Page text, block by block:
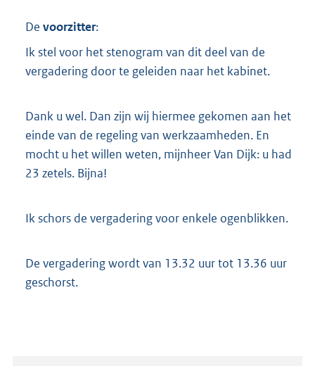
De voorzitter:
Ik stel voor het stenogram van dit deel van de
vergadering door te geleiden naar het kabinet.
Dank u wel. Dan zijn wij hiermee gekomen aan het
einde van de regeling van werkzaamheden. En
mocht u het willen weten, mijnheer Van Dijk: u had
23 zetels. Bijna!
Ik schors de vergadering voor enkele ogenblikken.
De vergadering wordt van 13.32 uur tot 13.36 uur
geschorst.